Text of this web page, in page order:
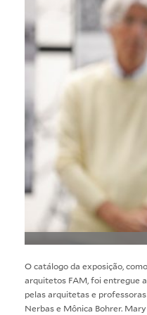
O catálogo da exposição,
arquitetos FAM, foi entregue
pelas arquitetas e
Nerbas e Mônica Bohrer.